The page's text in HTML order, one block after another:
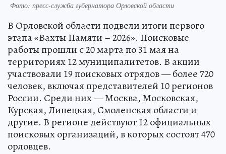
Фото: пресс-служба губернатора Орловской области
В Орловской области подвели итоги первого
этапа «Вахты Памяти – 2026». Поисковые
работы прошли с 20 марта по 31 мая на
территориях 12 муниципалитетов. В акции
участвовали 19 поисковых отрядов — более 720
человек, включая представителей 10 регионов
России. Среди них — Москва, Московская,
Курская, Липецкая, Смоленская области и
другие. В регионе действуют 12 официальных
поисковых организаций, в которых состоят 470
орловцев.